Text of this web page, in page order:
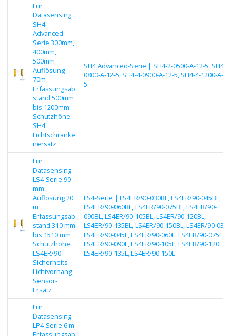
Für
Datasensing
SH4
Advanced
Serie 300mm,
400mm,
500mm
Auflösung
70m
Erfassungsab
stand 500mm
bis 1200mm
Schutzhöhe
SH4
Lichtschranke
nersatz
SH4 Advanced-Serie | SH4-2-0500-A-12-5, SH4-
0800-A-12-5, SH4-4-0900-A-12-5, SH4-4-1200-A-
5
Für
Datasensing
LS4-Serie 90
mm
Auflösung 20
m
Erfassungsab
stand 310 mm
bis 1510 mm
Schutzhöhe
LS4ER/90
Sicherheits-
Lichtvorhang-
Sensor-
Ersatz
LS4-Serie | LS4ER/90-030BL, LS4ER/90-045BL,
LS4ER/90-060BL, LS4ER/90-075BL, LS4ER/90-
090BL, LS4ER/90-105BL, LS4ER/90-120BL,
LS4ER/90-135BL, LS4ER/90-150BL, LS4ER/90-
LS4ER/90-045L, LS4ER/90-060L, LS4ER/90-075L,
LS4ER/90-090L, LS4ER/90-105L, LS4ER/90-120L,
LS4ER/90-135L, LS4ER/90-150L
Für
Datasensing
LP4-Serie 6 m